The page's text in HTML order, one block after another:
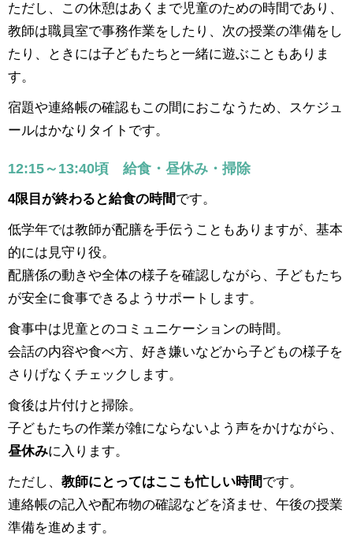
ただし、この休憩はあくまで児童のための時間であり、
教師は職員室で事務作業をしたり、次の授業の準備をし
たり、ときには子どもたちと一緒に遊ぶこともありま
す。
宿題や連絡帳の確認もこの間におこなうため、スケジュ
ールはかなりタイトです。
12:15～13:40頃 給食・昼休み・掃除
4限目が終わると給食の時間です。
低学年では教師が配膳を手伝うこともありますが、基本
的には見守り役。
配膳係の動きや全体の様子を確認しながら、子どもたち
が安全に食事できるようサポートします。
食事中は児童とのコミュニケーションの時間。
会話の内容や食べ方、好き嫌いなどから子どもの様子を
さりげなくチェックします。
食後は片付けと掃除。
子どもたちの作業が雑にならないよう声をかけながら、
昼休みに入ります。
ただし、 教師にとってはここも忙しい時間です。
連絡帳の記入や配布物の確認などを済ませ、午後の授業
準備を進めます。